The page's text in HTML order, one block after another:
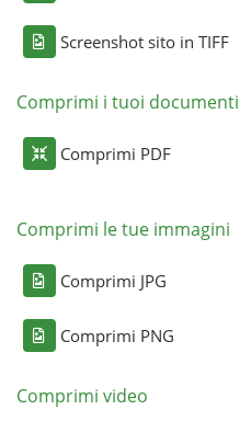
Screenshot sito in TIFF
Comprimi i tuoi documenti
Comprimi PDF
Comprimi le tue immagini
Comprimi JPG
Comprimi PNG
Comprimi video